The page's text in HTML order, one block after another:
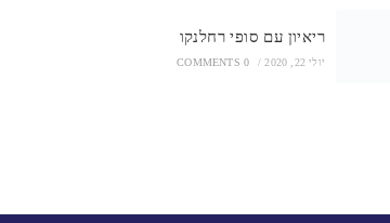
ריאיון עם סופי רחלנקו
יולי 22, 2020 /
0 COMMENTS